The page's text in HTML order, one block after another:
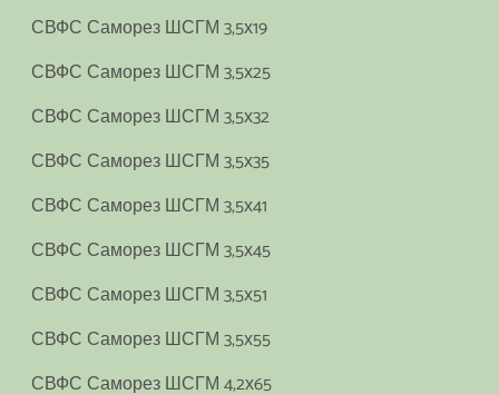
СВФС Саморез ШСГМ 3,5х19
СВФС Саморез ШСГМ 3,5х25
СВФС Саморез ШСГМ 3,5х32
СВФС Саморез ШСГМ 3,5х35
СВФС Саморез ШСГМ 3,5х41
СВФС Саморез ШСГМ 3,5х45
СВФС Саморез ШСГМ 3,5х51
СВФС Саморез ШСГМ 3,5х55
СВФС Саморез ШСГМ 4,2х65